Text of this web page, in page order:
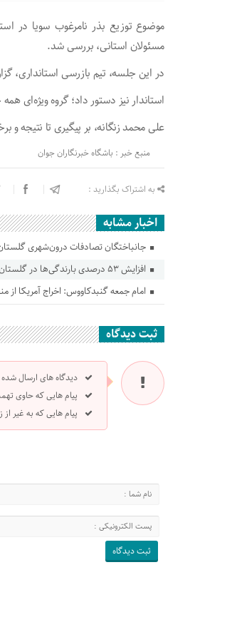
موضوع توزیع بذر نامرغوب سویا در
مسئولان استانی، بررسی شد.
در این جلسه، تیم بازرسی استانداری،
استاندار نیز دستور داد؛ گروه ویژه‌ای
علی محمد زنگانه، بر پیگیری تا نتیجه و
منبع خبر : باشگاه خبرنگاران جوان
به اشتراک بگذارید :
اخبار مشابه
جانباختگان تصادفات درون‌شهری گلستان ۱۷ درصد کاهش
افزایش ۵۳ درصدی بارندگی‌ها در گلستان
امام جمعه گنبدکاووس: اخراج آمریکا
ثبت دیدگاه
دیدگاه های ارسال
پیام هایی که حاوی
پیام هایی که به غیر